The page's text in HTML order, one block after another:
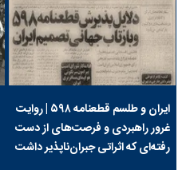
ایران و طلسم قطعنامه ۵۹۸ | روایت
غرور راهبردی و فرصت‌های از دست
رفته‌ای که اثراتی جبران‌ناپذیر داشت